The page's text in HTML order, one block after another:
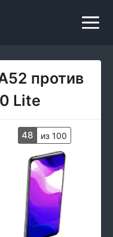
против
Lite
48 из 100